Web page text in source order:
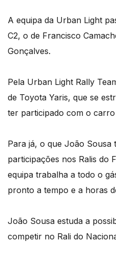
A equipa da Urban Light
C2, o de Francisco
Gonçalves.
Pela Urban Light Rally
de Toyota Yaris, que se
ter participado com o carro
Para já, o que João Sousa
participações nos Ralis do
equipa trabalha a todo o
pronto a tempo e a horas
João Sousa estuda a
competir no Rali do